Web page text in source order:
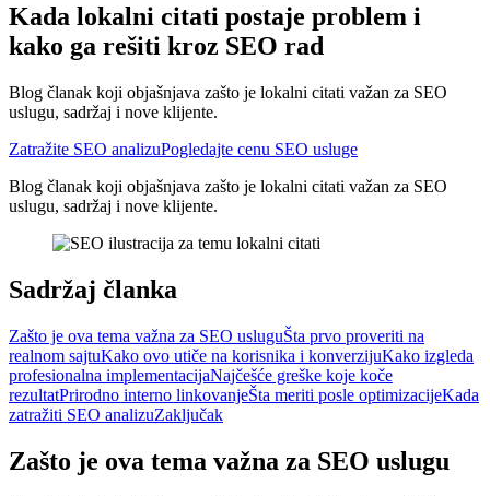
Kada lokalni citati postaje problem i
kako ga rešiti kroz SEO rad
Blog članak koji objašnjava zašto je lokalni citati važan za SEO
uslugu, sadržaj i nove klijente.
Zatražite SEO analizuPogledajte cenu SEO usluge
Blog članak koji objašnjava zašto je lokalni citati važan za SEO
uslugu, sadržaj i nove klijente.
Sadržaj članka
Zašto je ova tema važna za SEO usluguŠta prvo proveriti na
realnom sajtuKako ovo utiče na korisnika i konverzijuKako izgleda
profesionalna implementacijaNajčešće greške koje koče
rezultatPrirodno interno linkovanjeŠta meriti posle optimizacijeKada
zatražiti SEO analizuZaključak
Zašto je ova tema važna za SEO uslugu